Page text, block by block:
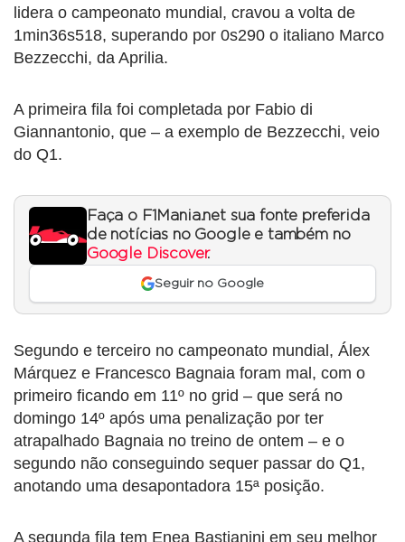
lidera o campeonato mundial, cravou a volta de
1min36s518, superando por 0s290 o italiano Marco
Bezzecchi, da Aprilia.
A primeira fila foi completada por Fabio di
Giannantonio, que – a exemplo de Bezzecchi, veio
do Q1.
Faça o F1Mania.net sua fonte preferida
de notícias no Google e também no
Google Discover.
Seguir no Google
Segundo e terceiro no campeonato mundial, Álex
Márquez e Francesco Bagnaia foram mal, com o
primeiro ficando em 11º no grid – que será no
domingo 14º após uma penalização por ter
atrapalhado Bagnaia no treino de ontem – e o
segundo não conseguindo sequer passar do Q1,
anotando uma desapontadora 15ª posição.
A segunda fila tem Enea Bastianini em seu melhor